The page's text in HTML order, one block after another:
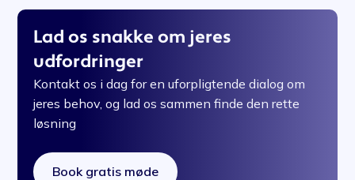
Lad os snakke om jeres
udfordringer
Kontakt os i dag for en uforpligtende dialog om
jeres behov, og lad os sammen finde den rette
løsning
Book gratis møde